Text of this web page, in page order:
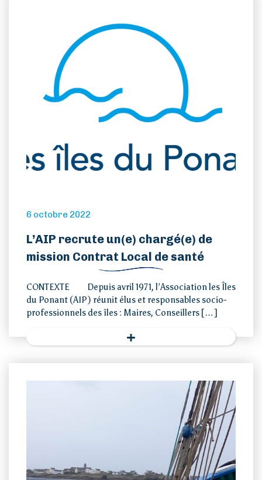
6 octobre 2022
L’AIP recrute un(e) chargé(e) de
mission Contrat Local de santé
CONTEXTE Depuis avril 1971, l’Association les Îles
du Ponant (AIP) réunit élus et responsables socio-
professionnels des îles : Maires, Conseillers […]